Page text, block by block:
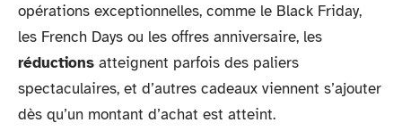
opérations exceptionnelles, comme le Black Friday,
les French Days ou les offres anniversaire, les
réductions atteignent parfois des paliers
spectaculaires, et d’autres cadeaux viennent s’ajouter
dès qu’un montant d’achat est atteint.